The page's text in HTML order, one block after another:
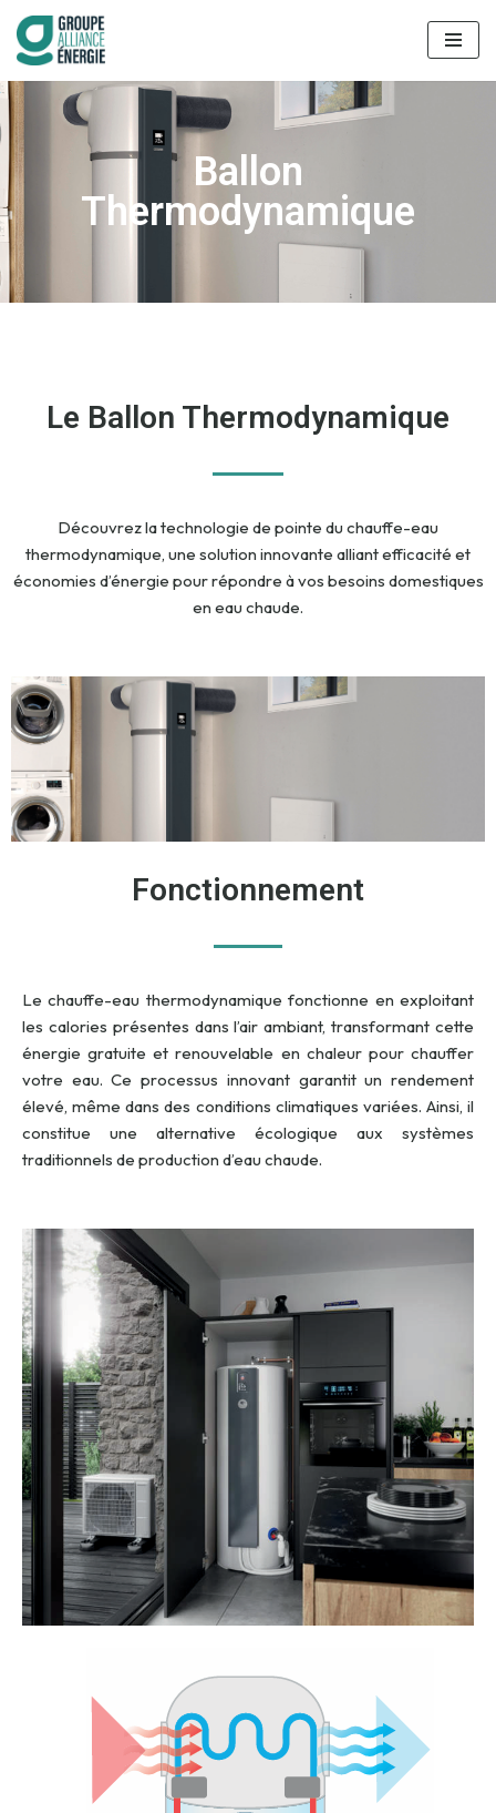
Aller
au
contenu
Ballon
Thermodynamique
Le Ballon Thermodynamique
Découvrez la technologie de pointe du chauffe-eau
thermodynamique, une solution innovante alliant efficacité et
économies d’énergie pour répondre à vos besoins domestiques
en eau chaude.
Fonctionnement
Le chauffe-eau thermodynamique fonctionne en exploitant
les calories présentes dans l’air ambiant, transformant cette
énergie gratuite et renouvelable en chaleur pour chauffer
votre eau. Ce processus innovant garantit un rendement
élevé, même dans des conditions climatiques variées. Ainsi, il
constitue une alternative écologique aux systèmes
traditionnels de production d’eau chaude.